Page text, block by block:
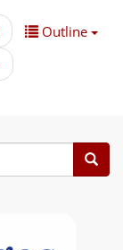
Outline